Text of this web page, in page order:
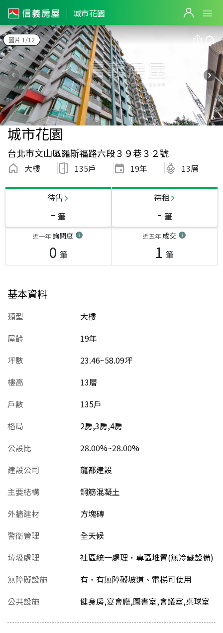
城市花園
圖片 1/12
城市花園
台北市文山區羅斯福路六段３９巷３２號
大樓 135戶 19年 13層
待售
- 筆
待租
- 筆
近一年詢問度
0 筆
近五年成交
1 筆
基本資料
類型
大樓
屋齡
19年
坪數
23.46~58.09坪
樓高
13層
戶數
135戶
格局
2房,3房,4房
公設比
28.00%~28.00%
建設公司
龍都建設
主要結構
鋼筋混凝土
外牆建材
方塊磚
警衛管理
全天候
垃圾處理
社區統一處理，專區堆置(無冷藏設備)
無障礙設施
有，有無障礙坡道、電梯可使用
公共設施
健身房,宴會廳,圖書室,會議室,桌球室